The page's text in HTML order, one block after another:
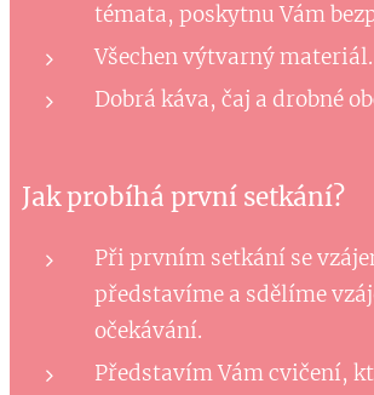
témata, poskytnu Vám
Všechen výtvarný materiál.
Dobrá káva, čaj a drobné
Jak probíhá první setkání?
Při prvním setkání se
představíme a sdělíme
očekávání.
Představím Vám cvičení,